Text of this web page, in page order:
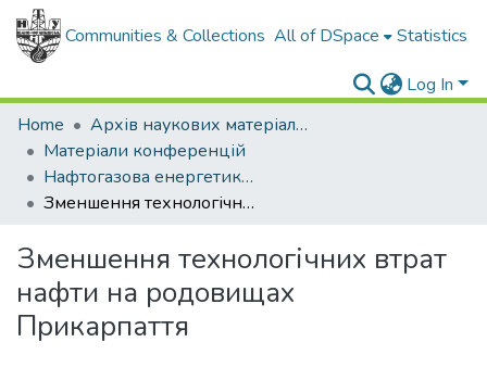
Communities & Collections All of DSpace Statistics
Log In
Home
Архів наукових матеріалів
Матеріали конференцій
Нафтогазова енергетика - 2017
Зменшення технологічних втрат нафти на родовищах Прикарпаття
Зменшення технологічних втрат
нафти на родовищах
Прикарпаття